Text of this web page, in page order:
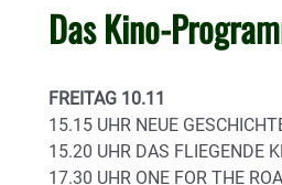
Das Kino-
FREITAG 10.11
15.15 UHR NEUE
15.20 UHR DAS FLIEGENDE
17.30 UHR ONE FOR THE